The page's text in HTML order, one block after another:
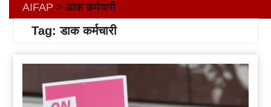
AIFAP > डाक कर्मचारी
Tag:डाक कर्मचारी